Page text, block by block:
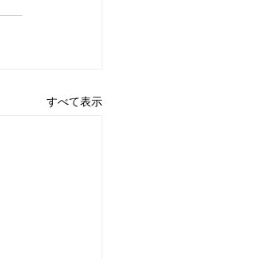
すべて表示